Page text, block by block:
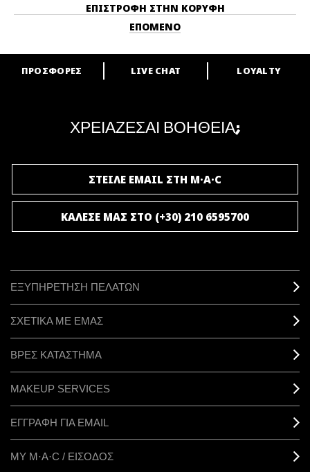
ΕΠΙΣΤΡΟΦΉ ΣΤΗΝ ΚΟΡΥΦΉ
ΕΠΌΜΕΝΟ
ARE YOU A M·A·C LOVER?
ΠΡΟΣΦΟΡΕΣ LIVE CHAT LOYALTY
ΧΡΕΙΑΖΕΣΑΙ ΒΟΗΘΕΙΑ;
ΣΤΕΙΛΕ EMAIL ΣΤΗ M·A·C
ΚΑΛΕΣΕ ΜΑΣ ΣΤΟ (+30) 210 6595700
ΕΞΥΠΗΡΕΤΗΣΗ ΠΕΛΑΤΩΝ
ΣΧΕΤΙΚΑ ΜΕ ΕΜΑΣ
ΒΡΕΣ ΚΑΤΑΣΤΗΜΑ
MAKEUP SERVICES
ΕΓΓΡΑΦΗ ΓΙΑ EMAIL
ΜΥ M·A·C / ΕΙΣΟΔΟΣ